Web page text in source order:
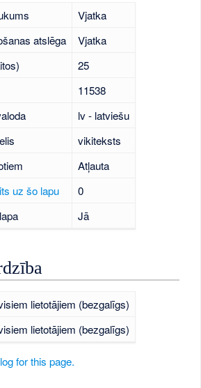
Vjatka
atslēga
Vjatka
25
11538
lv - latviešu
vikiteksts
Atļauta
uz šo lapu
0
Jā
lietotājiem (bezgalīgs)
lietotājiem (bezgalīgs)
for this page.